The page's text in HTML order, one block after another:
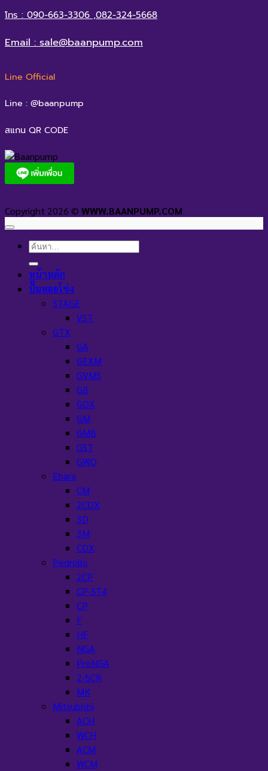
โทร : 090-663-3306 ,082-324-5668
Email : sale@baanpump.com
Line Official
Line : @baanpump
สแกน QR CODE
Copyright 2026 © WWW.BAANPUMP.COM
ค้นหา:
หน้าหลัก
ปั๊มหอยโข่ง
STAGE
VST
GTX
GA
GEXM
GVMS
GB
GDX
GM
GMB
GST
GWO
Ebara
CM
2CDX
3D
3M
CDX
Pedrollo
2CP
CP-ST4
CP
F
HF
NGA
ProNGA
2-5CR
MK
Mitsubishi
ACH
WCH
ACM
WCM